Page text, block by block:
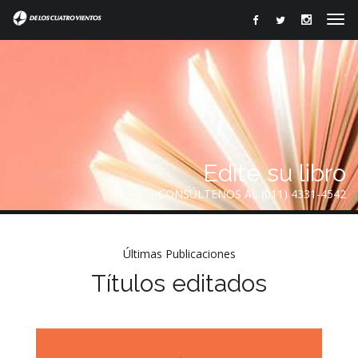
Edite su libro
CONSÚLTENOS AL (011) 4331-4542
Últimas Publicaciones
Títulos editados